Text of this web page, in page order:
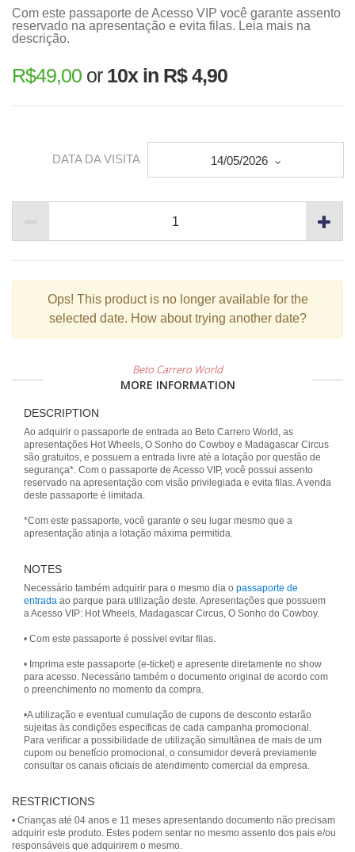
Com este passaporte de Acesso VIP você garante assento
reservado na apresentação e evita filas. Leia mais na
descrição.
R$49,00 or 10x in R$ 4,90
DATA DA VISITA 14/05/2026
Ops! This product is no longer available for the
selected date. How about trying another date?
Beto Carrero World
MORE INFORMATION
DESCRIPTION
Ao adquirir o passaporte de entrada ao Beto Carrero World, as
apresentações Hot Wheels, O Sonho do Cowboy e Madagascar Circus
são gratuitos, e possuem a entrada livre até a lotação por questão de
segurança*. Com o passaporte de Acesso VIP, você possui assento
reservado na apresentação com visão privilegiada e evita filas. A venda
deste passaporte é limitada.
*Com este passaporte, você garante o seu lugar mesmo que a
apresentação atinja a lotação máxima permitida.
NOTES
Necessário também adquirir para o mesmo dia o passaporte de
entrada ao parque para utilização deste. Apresentações que possuem
a Acesso VIP: Hot Wheels, Madagascar Circus, O Sonho do Cowboy.
• Com este passaporte é possível evitar filas.
• Imprima este passaporte (e-ticket) e apresente diretamente no show
para acesso. Necessário também o documento original de acordo com
o preenchimento no momento da compra.
•A utilização e eventual cumulação de cupons de desconto estarão
sujeitas às condições específicas de cada campanha promocional.
Para verificar a possibilidade de utilização simultânea de mais de um
cupom ou benefício promocional, o consumidor deverá previamente
consultar os canais oficiais de atendimento comercial da empresa.
RESTRICTIONS
• Crianças até 04 anos e 11 meses apresentando documento não precisam
adquirir este produto. Estes podem sentar no mesmo assento dos pais e/ou